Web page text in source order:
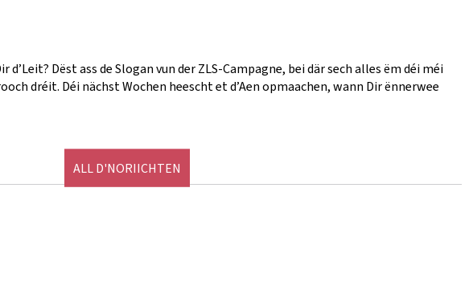
Dëst ass de Slogan vun der ZLS-Campagne, bei där sech alles ëm déi méi
dréit. Déi nächst Wochen heescht et d’Aen opmaachen, wann Dir ënnerwee
ALL D'NORIICHTEN